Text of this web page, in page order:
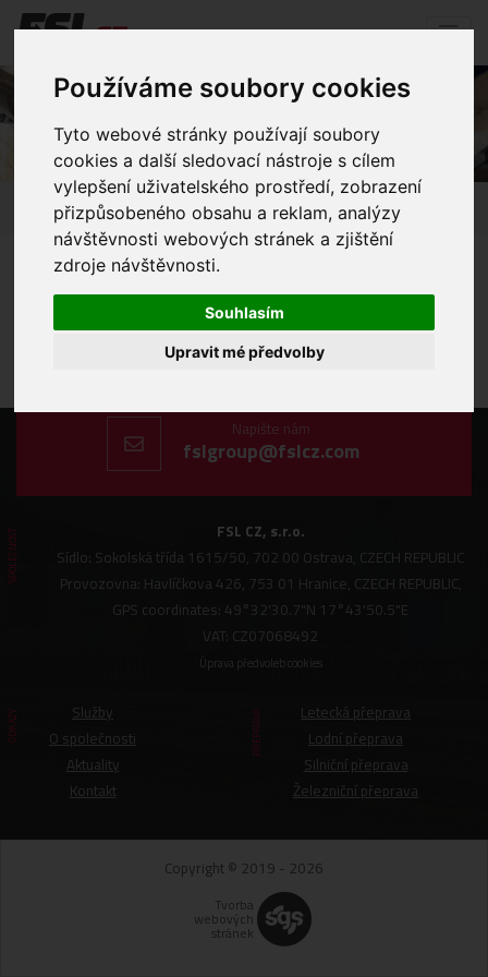
Používáme soubory cookies
Tyto webové stránky používají soubory
cookies a další sledovací nástroje s cílem
vylepšení uživatelského prostředí, zobrazení
přizpůsobeného obsahu a reklam, analýzy
návštěvnosti webových stránek a zjištění
zdroje návštěvnosti.
Souhlasím
Upravit mé předvolby
Nebezpečné zásilky včetně tř. 1
Přeprava
Lodní přeprava
Nebezpečné zásilky včetně tř. 1
Zavolejte nám
Napište nám
fslgroup@fslcz.com
SPOLEČNOST
FSL CZ, s.r.o.
Sídlo: Sokolská třída 1615/50, 702 00 Ostrava, CZECH REPUBLIC
Provozovna: Havlíčkova 426, 753 01 Hranice, CZECH REPUBLIC,
GPS coordinates: 49°32'30.7"N 17°43'50.5"E
VAT: CZ07068492
Úprava předvoleb cookies
ODKAZY
Služby
O společnosti
Aktuality
Kontakt
PŘEPRAVA
Letecká přeprava
Lodní přeprava
Silniční přeprava
Železniční přeprava
Copyright © 2019 - 2026
Tvorba
webových
stránek